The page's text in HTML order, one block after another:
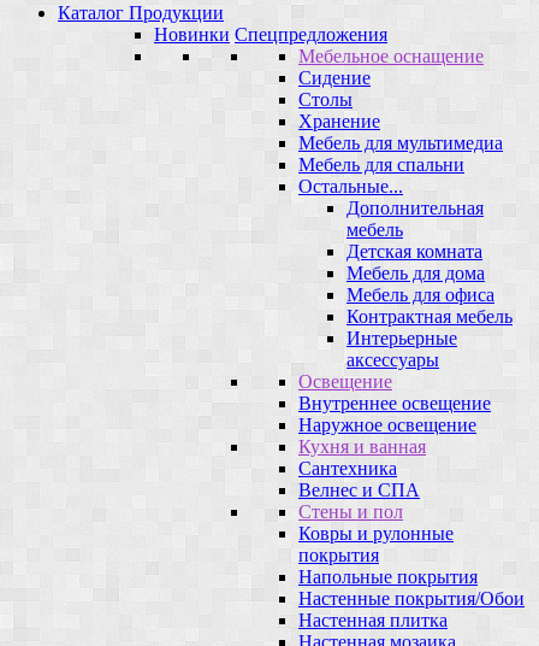
Каталог Продукции
Новинки Спецпредложения
Мебельное оснащение
Сидение
Столы
Хранение
Мебель для мультимедиа
Мебель для спальни
Остальные...
Дополнительная
мебель
Детская комната
Мебель для дома
Мебель для офиса
Контрактная мебель
Интерьерные
аксессуары
Освещение
Внутреннее освещение
Наружное освещение
Кухня и ванная
Сантехника
Велнес и СПА
Стены и пол
Ковры и рулонные
покрытия
Напольные покрытия
Настенные покрытия/Обои
Настенная плитка
Настенная мозаика